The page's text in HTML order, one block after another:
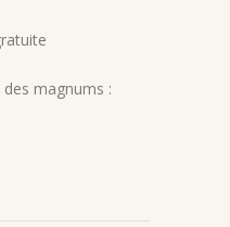
magnums :